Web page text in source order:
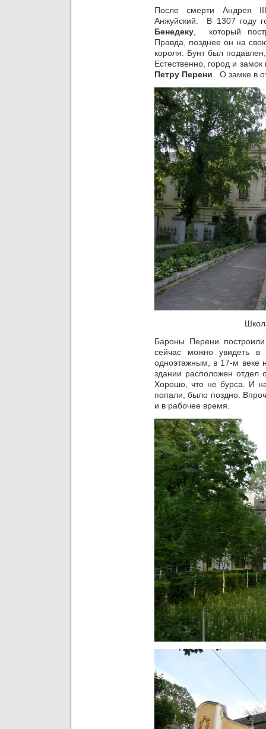
После смерти Андрея
Анжуйский. В 1307 году
Бенедеку, который
Правда, позднее он на
короля. Бунт был
Естественно, город и
Петру Перени. О замке в
Бароны Перени
сейчас можно увидеть
одноэтажным, в 17-м веке
здании расположен
Хорошо, что не бурса. И
попали, было поздно.
и в рабочее время.